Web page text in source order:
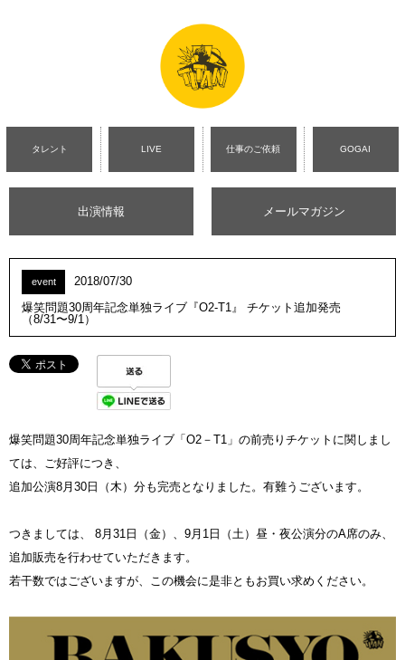
タレント LIVE 仕事のご依頼 GOGAI
出演情報 メールマガジン
event
2018/07/30
爆笑問題30周年記念単独ライブ『O2-T1』 チケット追加発売
（8/31〜9/1）
爆笑問題30周年記念単独ライブ「O2－T1」の前売りチケットに関しまし
ては、ご好評につき、
追加公演8月30日（木）分も完売となりました。有難うございます。
つきましては、 8月31日（金）、9月1日（土）昼・夜公演分のA席のみ、
追加販売を行わせていただきます。
若干数ではございますが、この機会に是非ともお買い求めください。